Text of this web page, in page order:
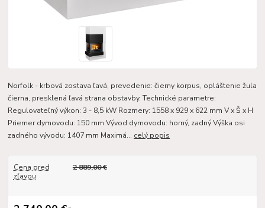
Norfolk - krbová zostava ľavá, prevedenie: čierny korpus, opláštenie žula
čierna, presklená ľavá strana obstavby. Technické parametre:
Regulovateľný výkon: 3 - 8,5 kW Rozmery: 1558 x 929 x 622 mm V x Š x H
Priemer dymovodu: 150 mm Vývod dymovodu: horný, zadný Výška osi
zadného vývodu: 1407 mm Maximá... celý popis
Cena pred
zľavou
2 889,00 €